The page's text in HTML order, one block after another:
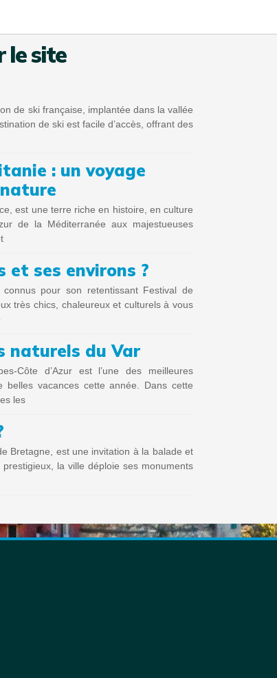
le site
de ski française, implantée dans la vallée
de ski est facile d’accès, offrant des
: un voyage
est une terre riche en histoire, en culture
de la Méditerranée aux majestueuses
et ses environs ?
pour son retentissant Festival de
très chics, chaleureux et culturels à vous
naturels du Var
Côte d’Azur est l’une des meilleures
vacances cette année. Dans cette
les
Bretagne, est une invitation à la balade et
la ville déploie ses monuments